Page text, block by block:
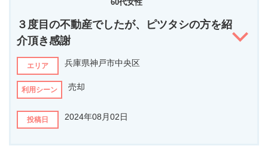
60代女性
３度目の不動産でしたが、ピツタシの方を紹
介頂き感謝
エリア 兵庫県神戸市中央区
利用シーン 売却
投稿日 2024年08月02日